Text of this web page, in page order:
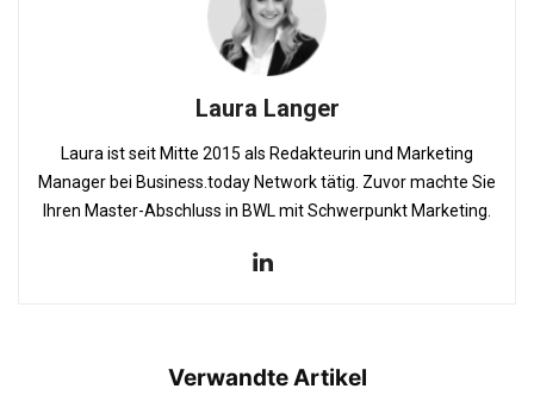
Laura Langer
Laura ist seit Mitte 2015 als Redakteurin und Marketing
Manager bei Business.today Network tätig. Zuvor machte Sie
Ihren Master-Abschluss in BWL mit Schwerpunkt Marketing.
Verwandte Artikel